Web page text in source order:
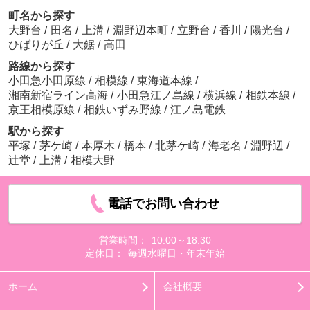
町名から探す
大野台 / 田名 / 上溝 / 淵野辺本町 / 立野台 / 香川 / 陽光台 /
ひばりが丘 / 大鋸 / 高田
路線から探す
小田急小田原線 / 相模線 / 東海道本線 /
湘南新宿ライン高海 / 小田急江ノ島線 / 横浜線 / 相鉄本線 /
京王相模原線 / 相鉄いずみ野線 / 江ノ島電鉄
駅から探す
平塚 / 茅ケ崎 / 本厚木 / 橋本 / 北茅ケ崎 / 海老名 / 淵野辺 /
辻堂 / 上溝 / 相模大野
電話でお問い合わせ
営業時間：
10:00～18:30
定休日：
毎週水曜日・年末年始
ホーム 会社概要